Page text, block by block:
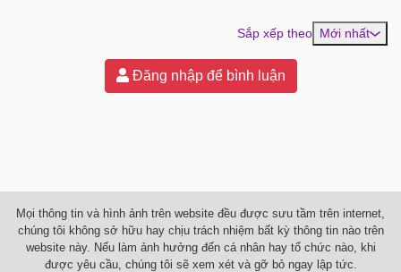
Sắp xếp theo Mới nhất
Đăng nhập để bình luận
Mọi thông tin và hình ảnh trên website đều được sưu tầm trên internet,
chúng tôi không sở hữu hay chịu trách nhiệm bất kỳ thông tin nào trên
website này. Nếu làm ảnh hưởng đến cá nhân hay tổ chức nào, khi
được yêu cầu, chúng tôi sẽ xem xét và gỡ bỏ ngay lập tức.